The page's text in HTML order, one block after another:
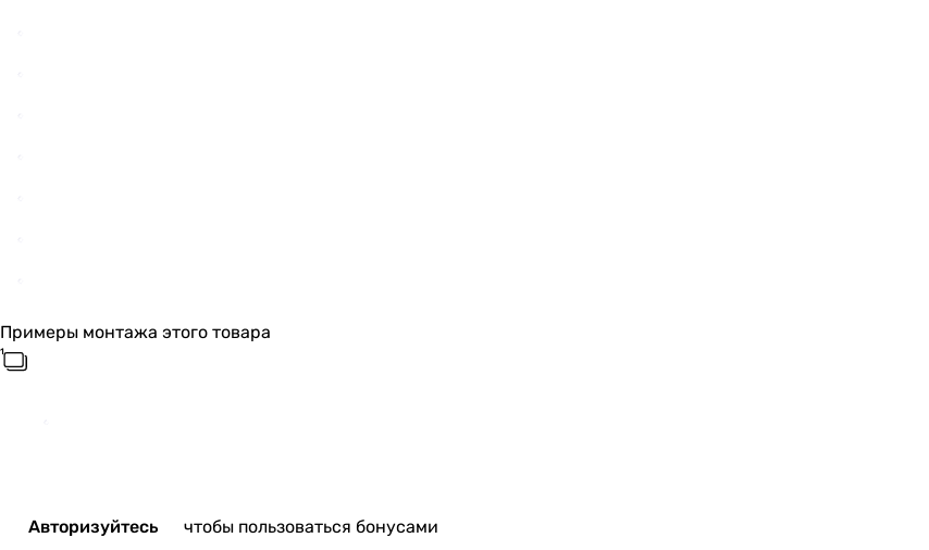
Примеры монтажа этого товара
Авторизуйтесь чтобы пользоваться бонусами